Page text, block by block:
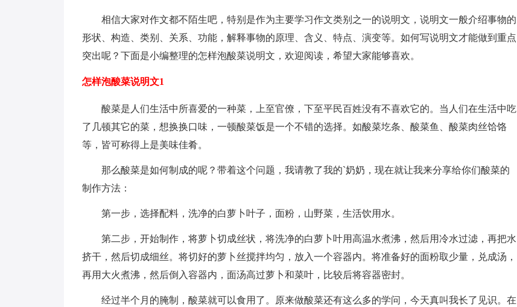
相信大家对作文都不陌生吧，特别是作为主要学习作文类别之一的说明文，说明文一般介绍事物的
形状、构造、类别、关系、功能，解释事物的原理、含义、特点、演变等。如何写说明文才能做到重点
突出呢？下面是小编整理的怎样泡酸菜说明文，欢迎阅读，希望大家能够喜欢。
怎样泡酸菜说明文1
酸菜是人们生活中所喜爱的一种菜，上至官僚，下至平民百姓没有不喜欢它的。当人们在生活中吃
了几顿其它的菜，想换换口味，一顿酸菜饭是一个不错的选择。如酸菜圪条、酸菜鱼、酸菜肉丝饸饹
等，皆可称得上是美味佳肴。
那么酸菜是如何制成的呢？带着这个问题，我请教了我的`奶奶，现在就让我来分享给你们酸菜的
制作方法：
第一步，选择配料，洗净的白萝卜叶子，面粉，山野菜，生活饮用水。
第二步，开始制作，将萝卜切成丝状，将洗净的白萝卜叶用高温水煮沸，然后用冷水过滤，再把水
挤干，然后切成细丝。将切好的萝卜丝搅拌均匀，放入一个容器内。将准备好的面粉取少量，兑成汤，
再用大火煮沸，然后倒入容器内，面汤高过萝卜和菜叶，比较后将容器密封。
经过半个月的腌制，酸菜就可以食用了。原来做酸菜还有这么多的学问，今天真叫我长了见识。在